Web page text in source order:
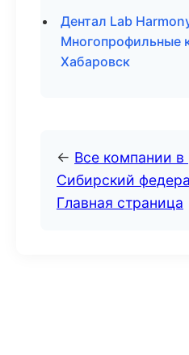
Дентал Lab
Многопрофильные
Хабаровск
← Все компании в
Сибирский
Главная страница